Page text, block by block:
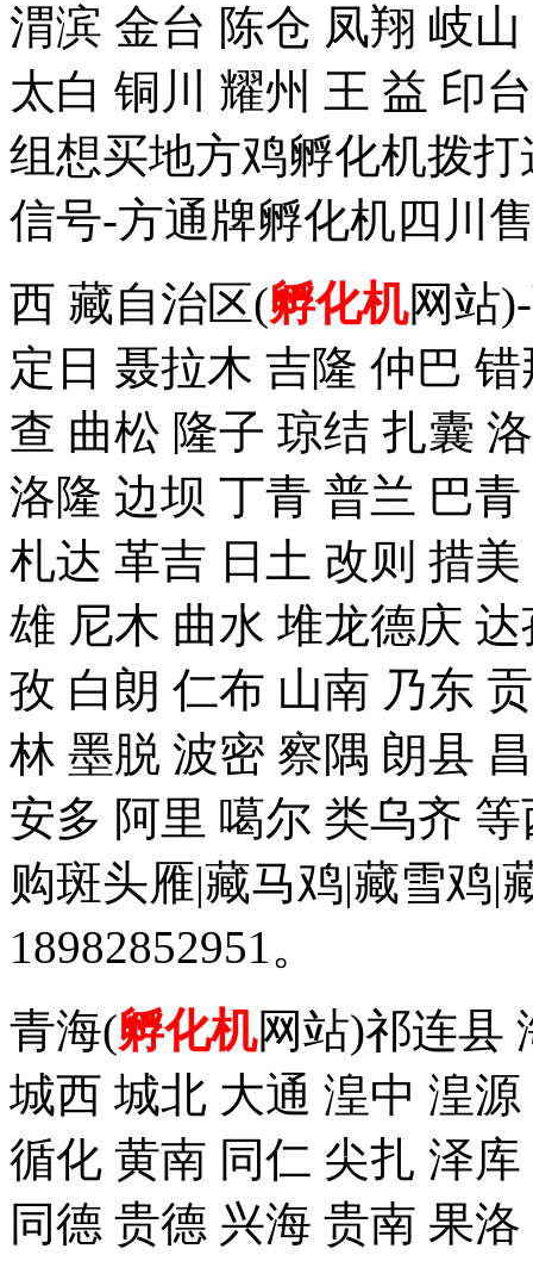
渭滨 金台 陈仓 凤翔 岐
太白 铜川 耀州 王 益 印
组想买地方鸡孵化机拨打
信号-方通牌孵化机四川
西 藏自治区(孵化机网站
定日 聂拉木 吉隆 仲巴
查 曲松 隆子 琼结 扎囊
洛隆 边坝 丁青 普兰 巴
札达 革吉 日土 改则 措
雄 尼木 曲水 堆龙德庆
孜 白朗 仁布 山南 乃东
林 墨脱 波密 察隅 朗县
安多 阿里 噶尔 类乌齐
购斑头雁|藏马鸡|藏雪鸡|
18982852951。
青海(孵化机网站)祁连县
城西 城北 大通 湟中 湟
循化 黄南 同仁 尖扎 泽
同德 贵德 兴海 贵南 果